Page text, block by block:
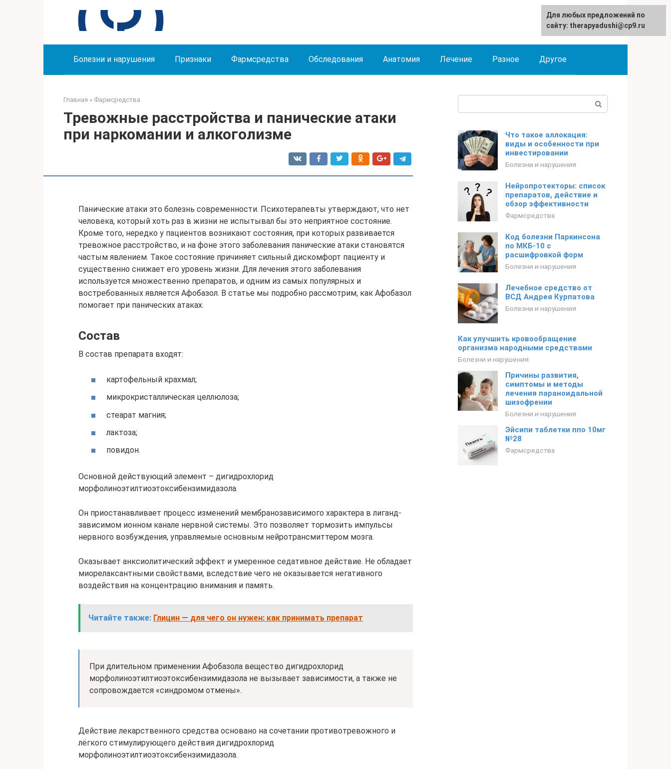
Болезни и нарушения Признаки Фармсредства Обследования Анатомия Лечение Разное Другое
Главная » Фармсредства
Тревожные расстройства и панические атаки
при наркомании и алкоголизме
Панические атаки это болезнь современности. Психотерапевты утверждают, что нет
человека, который хоть раз в жизни не испытывал бы это неприятное состояние.
Кроме того, нередко у пациентов возникают состояния, при которых развивается
тревожное расстройство, и на фоне этого заболевания панические атаки становятся
частым явлением. Такое состояние причиняет сильный дискомфорт пациенту и
существенно снижает его уровень жизни. Для лечения этого заболевания
используется множественно препаратов, и одним из самых популярных и
востребованных является Афобазол. В статье мы подробно рассмотрим, как Афобазол
помогает при панических атаках.
Состав
В состав препарата входят:
картофельный крахмал;
микрокристаллическая целлюлоза;
стеарат магния;
лактоза;
повидон.
Основной действующий элемент – дигидрохлорид
морфолиноэтилтиоэтоксибензимидазола.
Он приостанавливает процесс изменений мембранозависимого характера в лиганд-
зависимом ионном канале нервной системы. Это позволяет тормозить импульсы
нервного возбуждения, управляемые основным нейротрансмиттером мозга.
Оказывает анксиолитический эффект и умеренное седативное действие. Не обладает
миорелаксантными свойствами, вследствие чего не оказывается негативного
воздействия на концентрацию внимания и память.
Читайте также: Глицин — для чего он нужен: как принимать препарат
При длительном применении Афобазола вещество дигидрохлорид
морфолиноэтилтиоэтоксибензимидазола не вызывает зависимости, а также не
сопровождается «синдромом отмены».
Действие лекарственного средства основано на сочетании противотревожного и
лёгкого стимулирующего действия дигидрохлорид
морфолиноэтилтиоэтоксибензимидазола.
Что такое аллокация:
виды и особенности при
инвестировании
Болезни и нарушения
Нейропротекторы: список
препаратов, действие и
обзор эффективности
Фармсредства
Код болезни Паркинсона
по МКБ-10 с
расшифровкой форм
Болезни и нарушения
Лечебное средство от
ВСД Андрея Курпатова
Болезни и нарушения
Как улучшить кровообращение
организма народными средствами
Болезни и нарушения
Причины развития,
симптомы и методы
лечения параноидальной
шизофрении
Болезни и нарушения
Эйсипи таблетки ппо 10мг
№28
Фармсредства
Для любых предложений по
сайту: therapyadushi@cp9.ru